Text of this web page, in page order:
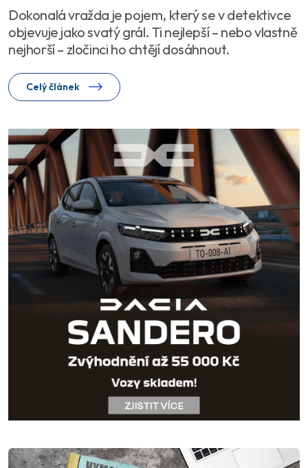
Dokonalá vražda je pojem, který se v detektivce
objevuje jako svatý grál. Ti nejlepší – nebo vlastně
nejhorší – zločinci ho chtějí dosáhnout.
Celý článek